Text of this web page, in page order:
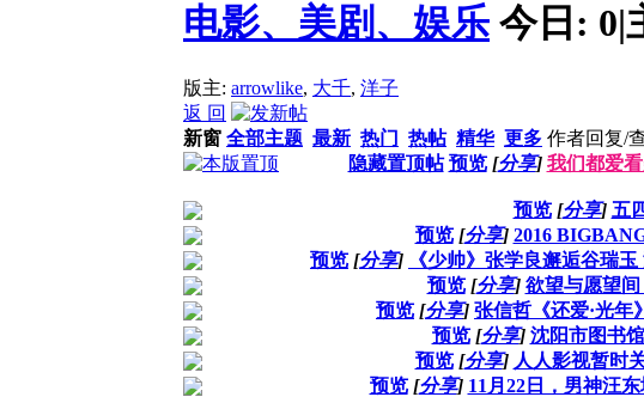
电影、美剧、娱乐 今日: 0|
版主: arrowlike, 大千, 洋子
返 回
新窗 全部主题 最新 热门 热帖 精华 更多 作者回复/
隐藏置顶帖 预览 [分享] 我们都爱
预览 [分享] 五
预览 [分享] 2016
预览 [分享] 《少帅》张学良邂逅谷瑞
预览 [分享] 欲望与愿望
预览 [分享] 张信哲《还爱·光年
预览 [分享] 沈阳市图书
预览 [分享] 人人影视暂时
预览 [分享] 11月22日，男神汪